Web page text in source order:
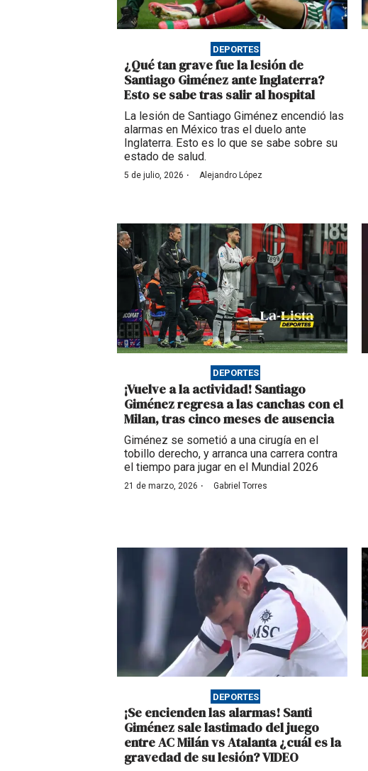
DEPORTES
¿Qué tan grave fue la lesión de
Santiago Giménez ante Inglaterra?
Esto se sabe tras salir al hospital
La lesión de Santiago Giménez encendió las
alarmas en México tras el duelo ante
Inglaterra. Esto es lo que se sabe sobre su
estado de salud.
5 de julio, 2026 · Alejandro López
DEPORTES
¡Vuelve a la actividad! Santiago
Giménez regresa a las canchas con el
Milan, tras cinco meses de ausencia
Giménez se sometió a una cirugía en el
tobillo derecho, y arranca una carrera contra
el tiempo para jugar en el Mundial 2026
21 de marzo, 2026 · Gabriel Torres
DEPORTES
¡Se encienden las alarmas! Santi
Giménez sale lastimado del juego
entre AC Milán vs Atalanta ¿cuál es la
gravedad de su lesión? VIDEO